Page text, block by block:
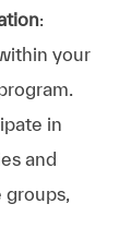
:
your
in
and